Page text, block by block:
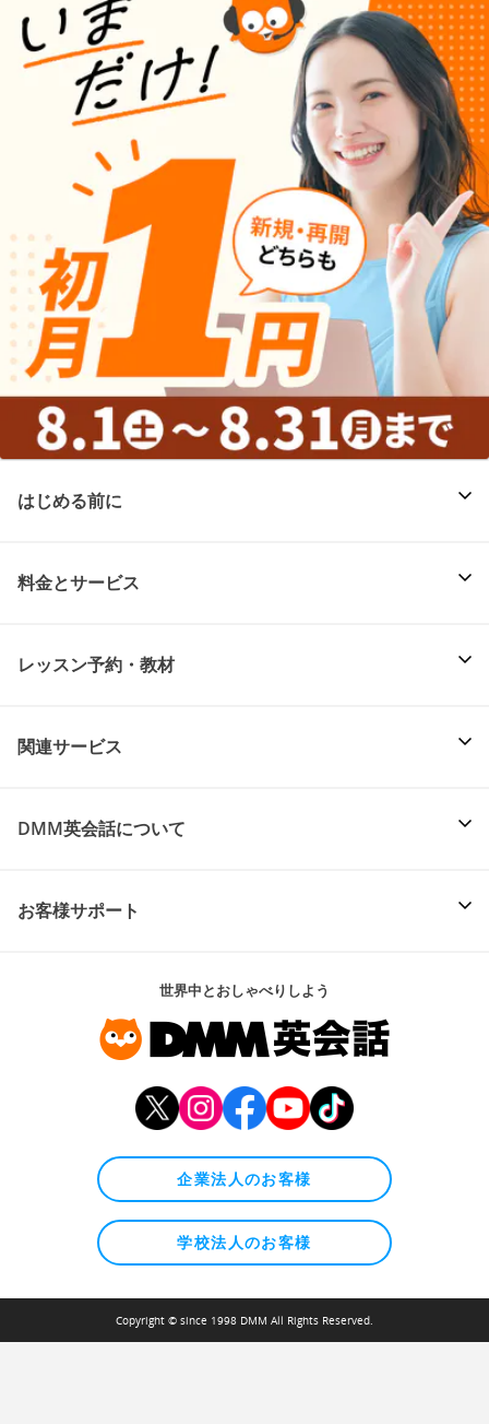
はじめる前に
料金とサービス
レッスン予約・教材
関連サービス
DMM英会話について
お客様サポート
世界中とおしゃべりしよう
企業法人のお客様
学校法人のお客様
Copyright © since 1998 DMM All Rights Reserved.